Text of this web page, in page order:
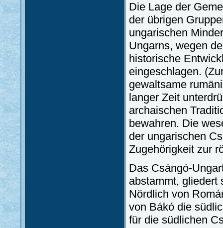
Die Lage der
der übrigen
ungarischen
Ungarns, wegen
historische
eingeschlagen.
gewaltsame
langer Zeit
archaischen
bewahren. Die
der ungarischen
Zugehörigkeit zur
Das Csángó-
abstammt, gliedert
Nördlich von
von Bákó die
für die südlichen